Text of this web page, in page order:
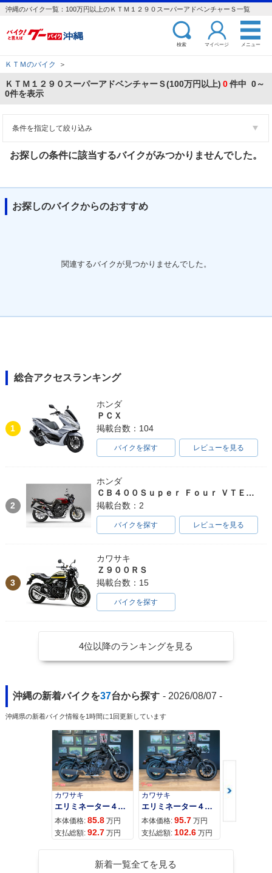
沖縄のバイク一覧：100万円以上のＫＴＭ１２９０スーパーアドベンチャーＳ一覧
検索 マイページ メニュー
ＫＴＭのバイク ＞
ＫＴＭ１２９０スーパーアドベンチャーＳ(100万円以上) 0件中 0～
0件を表示
条件を指定して絞り込み
お探しの条件に該当するバイクがみつかりませんでした。
お探しのバイクからのおすすめ
関連するバイクが見つかりませんでした。
総合アクセスランキング
1
ホンダ
ＰＣＸ
掲載台数：104
バイクを探す レビューを見る
2
ホンダ
ＣＢ４００Ｓｕｐｅｒ Ｆｏｕｒ ＶＴＥＣ ＳＰＥＣ３
掲載台数：2
バイクを探す レビューを見る
3
カワサキ
Ｚ９００ＲＳ
掲載台数：15
バイクを探す
4位以降のランキングを見る
沖縄の新着バイクを37台から探す - 2026/08/07 -
沖縄県の新着バイク情報を1時間に1回更新しています
カワサキ
エリミネーター４００
本体価格: 85.8 万円
支払総額: 92.7 万円
カワサキ
エリミネーター４００ＳＥ
本体価格: 95.7 万円
支払総額: 102.6 万円
カワサキ
本体価格:
新着一覧全てを見る